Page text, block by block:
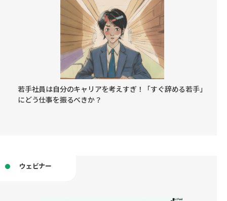
若手社員は自分のキャリアを考えすぎ！「すぐ辞める若手」
にどう仕事を振るべきか？
ウェビナー